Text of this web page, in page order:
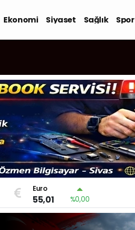
Ekonomi Siyaset Sağlık Spor
Euro
55,01 %0,00